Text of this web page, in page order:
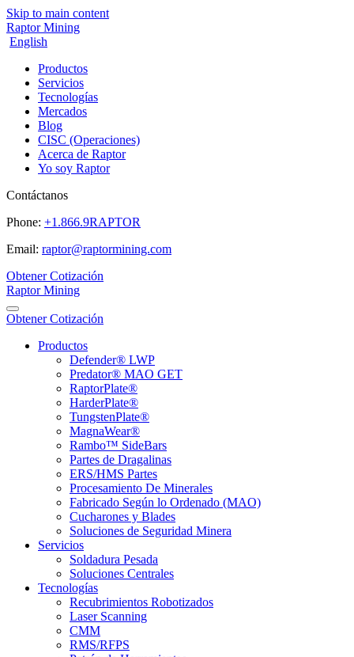
Skip to main content
Raptor Mining
English
Productos
Servicios
Tecnologías
Mercados
Blog
CISC (Operaciones)
Acerca de Raptor
Yo soy Raptor
Contáctanos
Phone: +1.866.9RAPTOR
Email: raptor@raptormining.com
Obtener Cotización
Raptor Mining
Obtener Cotización
Productos
Defender® LWP
Predator® MAO GET
RaptorPlate®
HarderPlate®
TungstenPlate®
MagnaWear®
Rambo™ SideBars
Partes de Dragalinas
ERS/HMS Partes
Procesamiento De Minerales
Fabricado Según lo Ordenado (MAO)
Cucharones y Blades
Soluciones de Seguridad Minera
Servicios
Soldadura Pesada
Soluciones Centrales
Tecnologías
Recubrimientos Robotizados
Laser Scanning
CMM
RMS/RFPS